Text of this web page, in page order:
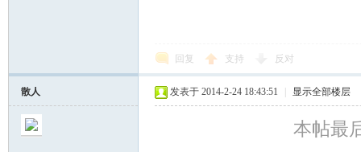
回复 支持 反对
散人 发表于 2014-2-24 18:43:51 显示全部楼层
本帖最